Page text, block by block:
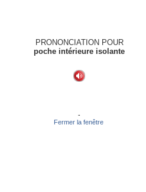
PRONONCIATION POUR
poche intérieure isolante
-
Fermer la fenêtre